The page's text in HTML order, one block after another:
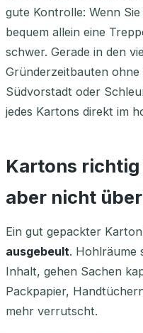
gute Kontrolle: Wenn
bequem allein eine
schwer. Gerade in den
Gründerzeitbauten
Südvorstadt oder
jedes Kartons direkt im
Kartons
aber nicht
Ein gut gepackter
ausgebeult. Hohlräume
Inhalt, gehen Sachen
Packpapier,
mehr verrutscht.